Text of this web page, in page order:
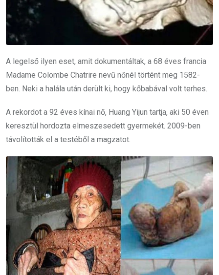
A legelső ilyen eset, amit dokumentáltak, a 68 éves francia
Madame Colombe Chatrire nevű nőnél történt meg 1582-
ben. Neki a halála után derült ki, hogy kőbabával volt terhes.
A rekordot a 92 éves kínai nő, Huang Yijun tartja, aki 50 éven
keresztül hordozta elmeszesedett gyermekét. 2009-ben
távolították el a testéből a magzatot.